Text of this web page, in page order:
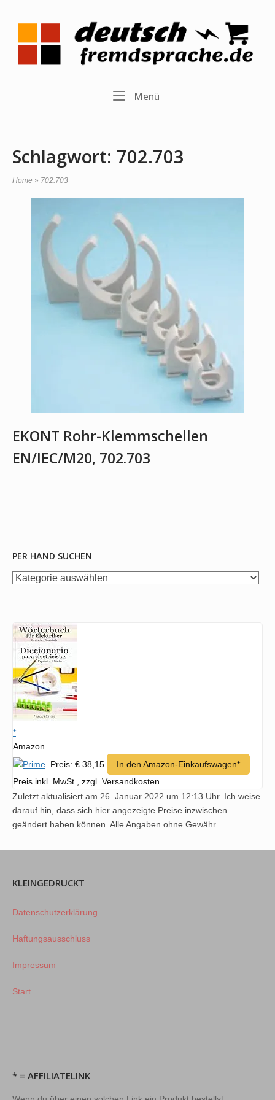
Home
Menü
Schlagwort: 702.703
Home » 702.703
EKONT Rohr-Klemmschellen
EN/IEC/M20, 702.703
PER HAND SUCHEN
per
*
Amazon
Preis: € 38,15
In den Amazon-Einkaufswagen*
Preis inkl. MwSt., zzgl. Versandkosten
Zuletzt aktualisiert am 26. Januar 2022 um 12:13 Uhr. Ich weise
darauf hin, dass sich hier angezeigte Preise inzwischen
geändert haben können. Alle Angaben ohne Gewähr.
KLEINGEDRUCKT
Datenschutzerklärung
Haftungsausschluss
Impressum
Start
* = AFFILIATELINK